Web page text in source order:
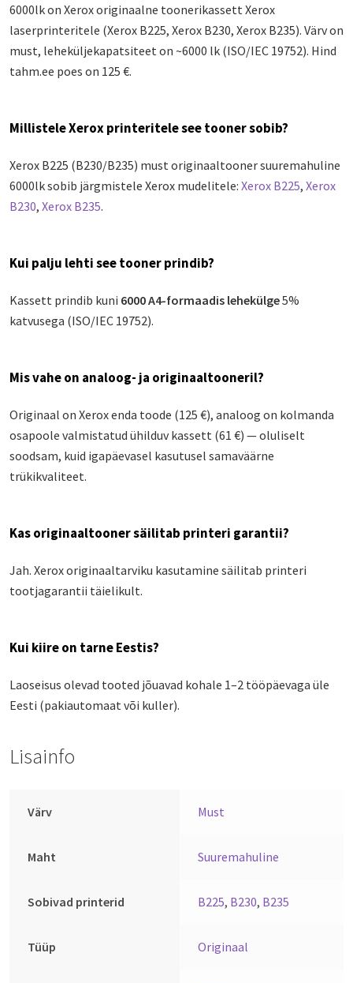
6000lk on Xerox originaalne toonerikassett Xerox
laserprinteritele (Xerox B225, Xerox B230, Xerox B235). Värv on
must, leheküljekapatsiteet on ~6000 lk (ISO/IEC 19752). Hind
tahm.ee poes on 125 €.
Millistele Xerox printeritele see tooner sobib?
Xerox B225 (B230/B235) must originaaltooner suuremahuline
6000lk sobib järgmistele Xerox mudelitele: Xerox B225, Xerox
B230, Xerox B235.
Kui palju lehti see tooner prindib?
Kassett prindib kuni 6000 A4-formaadis lehekülge5%
katvusega (ISO/IEC 19752).
Mis vahe on analoog- ja originaaltooneril?
Originaal on Xerox enda toode (125 €), analoog on kolmanda
osapoole valmistatud ühilduv kassett (61 €) — oluliselt
soodsam, kuid igapäevasel kasutusel samaväärne
trükikvaliteet.
Kas originaaltooner säilitab printeri garantii?
Jah. Xerox originaaltarviku kasutamine säilitab printeri
tootjagarantii täielikult.
Kui kiire on tarne Eestis?
Laoseisus olevad tooted jõuavad kohale 1–2 tööpäevaga üle
Eesti (pakiautomaat või kuller).
Lisainfo
Värv Must
Maht Suuremahuline
Sobivad printerid B225, B230, B235
Tüüp Originaal